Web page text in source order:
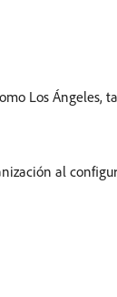
Los Ángeles,
al